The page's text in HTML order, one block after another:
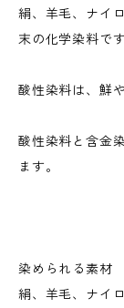
絹、羊毛、ナイ
末の化学染料です
酸性染料は、鮮
酸性染料と含金
ます。
染められる素材
絹、羊毛、ナイ